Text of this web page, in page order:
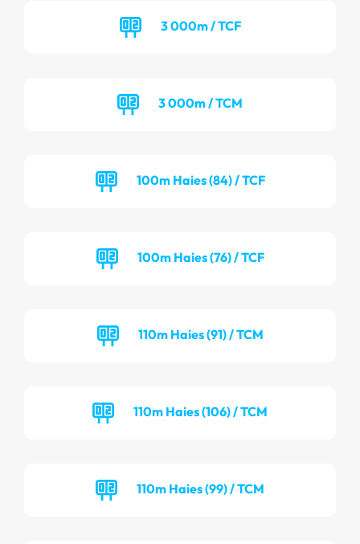
3 000m / TCF
3 000m / TCM
100m Haies (84) / TCF
100m Haies (76) / TCF
110m Haies (91) / TCM
110m Haies (106) / TCM
110m Haies (99) / TCM